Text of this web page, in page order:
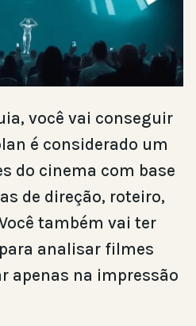
você vai conseguir
é considerado um
do cinema com base
de direção, roteiro,
também vai ter
analisar filmes
apenas na impressão